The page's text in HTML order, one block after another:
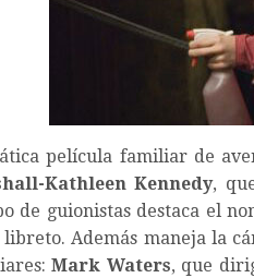
película familiar de
Kathleen Kennedy,
de guionistas destaca el
libreto. Además maneja la
Mark Waters, que